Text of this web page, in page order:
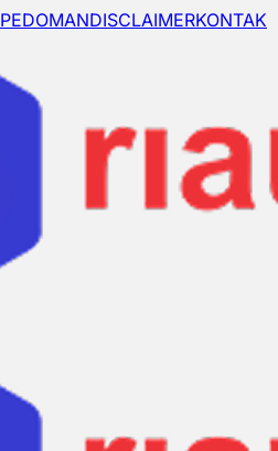
PEDOMANDISCLAIMERKONTAK